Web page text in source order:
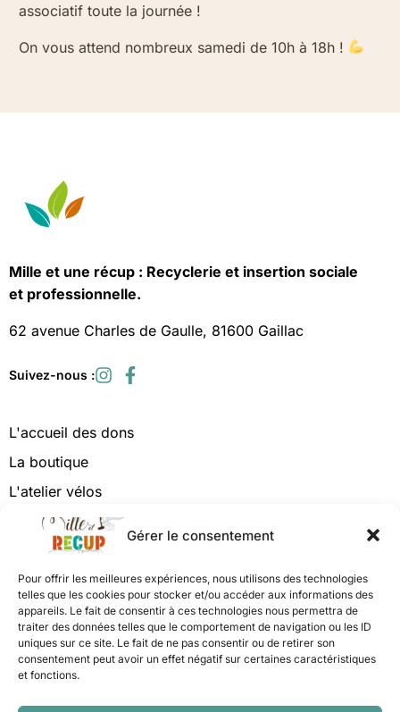
Gérer le consentement
Pour offrir les meilleures expériences, nous utilisons des technologies
telles que les cookies pour stocker et/ou accéder aux informations des
appareils. Le fait de consentir à ces technologies nous permettra de
traiter des données telles que le comportement de navigation ou les ID
uniques sur ce site. Le fait de ne pas consentir ou de retirer son
consentement peut avoir un effet négatif sur certaines caractéristiques
et fonctions.
associatif toute la journée !
On vous attend nombreux samedi de 10h à 18h !
Mille et une récup : Recyclerie et insertion sociale
et professionnelle.
62 avenue Charles de Gaulle, 81600 Gaillac
Suivez-nous :
L'accueil des dons
La boutique
L'atelier vélos
Vide maison
Vie associative et bénévolat
Qui sommes-nous ?
Soutenez-nous
Contact
Mentions légales